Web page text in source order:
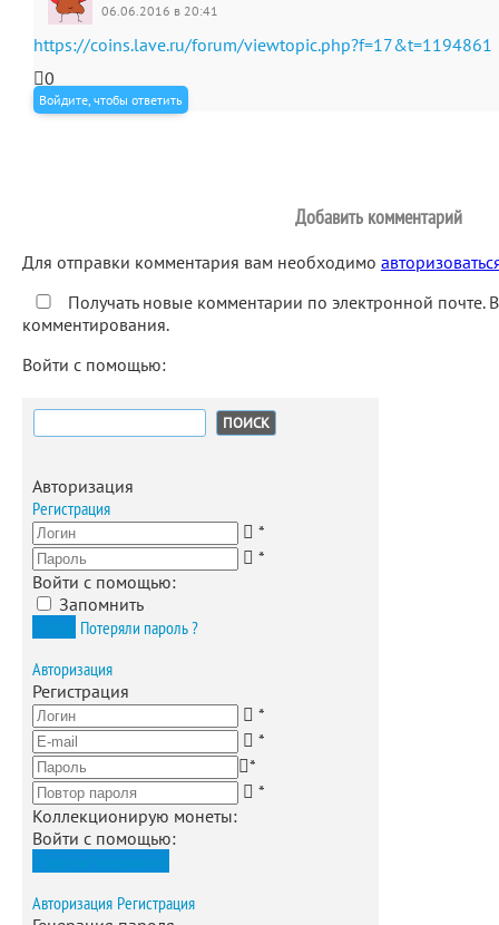
06.06.2016 в 20:41
https://coins.lave.ru/forum/viewtopic.php?f=17&t=1194861
0
Войдите, чтобы ответить
Добавить комментарий
Для отправки комментария вам необходимо
Получать новые комментарии по электронной почте.
комментирования.
Войти с помощью:
Найти:
Авторизация
Регистрация
*
*
Войти с помощью:
Запомнить
Потеряли пароль ?
Авторизация
Регистрация
*
*
*
*
Коллекционирую монеты:
Войти с помощью:
Авторизация Регистрация